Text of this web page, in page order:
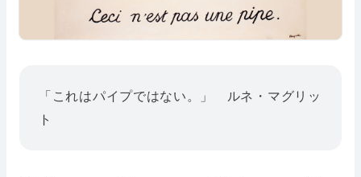
「これはパイプではない。」 ルネ・マグリッ
ト